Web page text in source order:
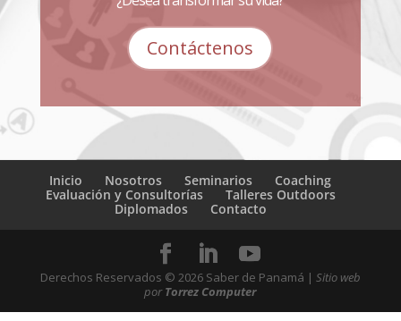
Contáctenos
Inicio Nosotros Seminarios
Coaching
Evaluación y Consultorías
Talleres Outdoors
Diplomados
Contacto
Derechos Reservados © 2026Saber de Panamá | Sitio web
porTorrez Computer